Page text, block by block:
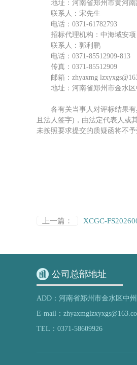
地址：河南省郑州市黄河南
联系人：宋先生
电话： 0371-61782793
招标代理机构：中海域安
联系人：郭利鹏
电话： 0371-85512909-813
传真： 0371-85512909
邮箱： zhyaxmg
地址：河南省郑州市金水
各有关当事人对评标结果
且法人签字)，由法定代表人或
未按照要求提交的质疑函将不予
上一篇： XCGC-
公司总部地址
ADD：河南省郑州市金水区中
E-mail：
TEL：0371-58609926